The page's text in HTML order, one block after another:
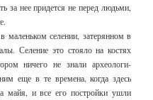
за нее придется не перед людьми,
маленьком селении, затерянном в
Селение это стояло на костях
ничего не знали археологи-
еще в те времена, когда здесь
майя, и все его постройки ушли